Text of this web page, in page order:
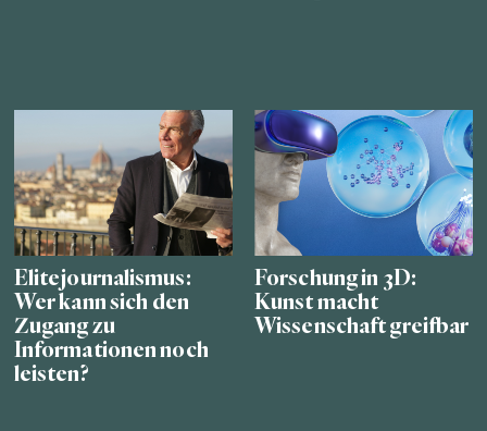
Elitejournalismus:
Wer kann sich den
Zugang zu
Informationen noch
leisten?
Forschung in 3D:
Kunst macht
Wissenschaft greifbar